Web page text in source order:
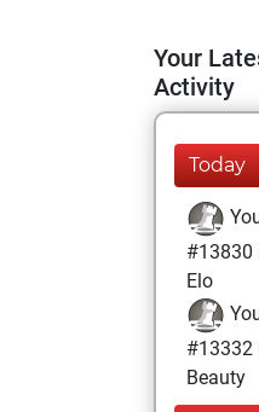
Your
Activity
Today
#13830
Elo
#13332
Beauty